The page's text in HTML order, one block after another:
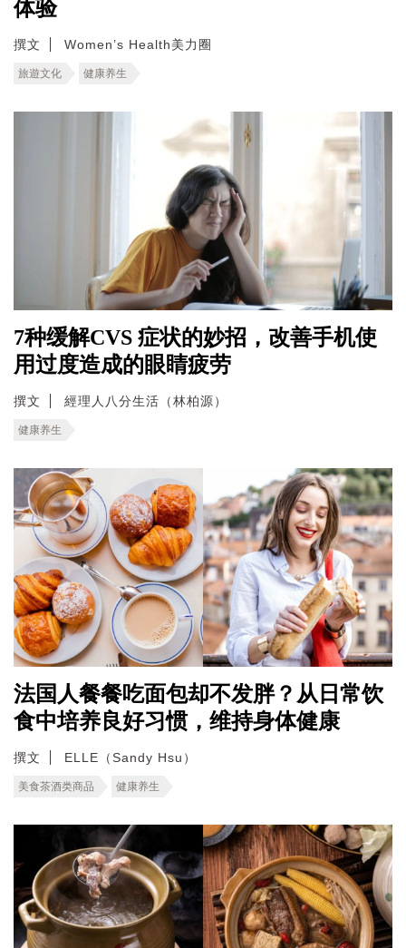
体验
撰文 Women’s Health美力圈
旅遊文化 健康养生
7种缓解CVS 症状的妙招，改善手机使
用过度造成的眼睛疲劳
撰文 經理人八分生活（林柏源）
健康养生
法国人餐餐吃面包却不发胖？从日常饮
食中培养良好习惯，维持身体健康
撰文 ELLE（Sandy Hsu）
美食茶酒类商品 健康养生